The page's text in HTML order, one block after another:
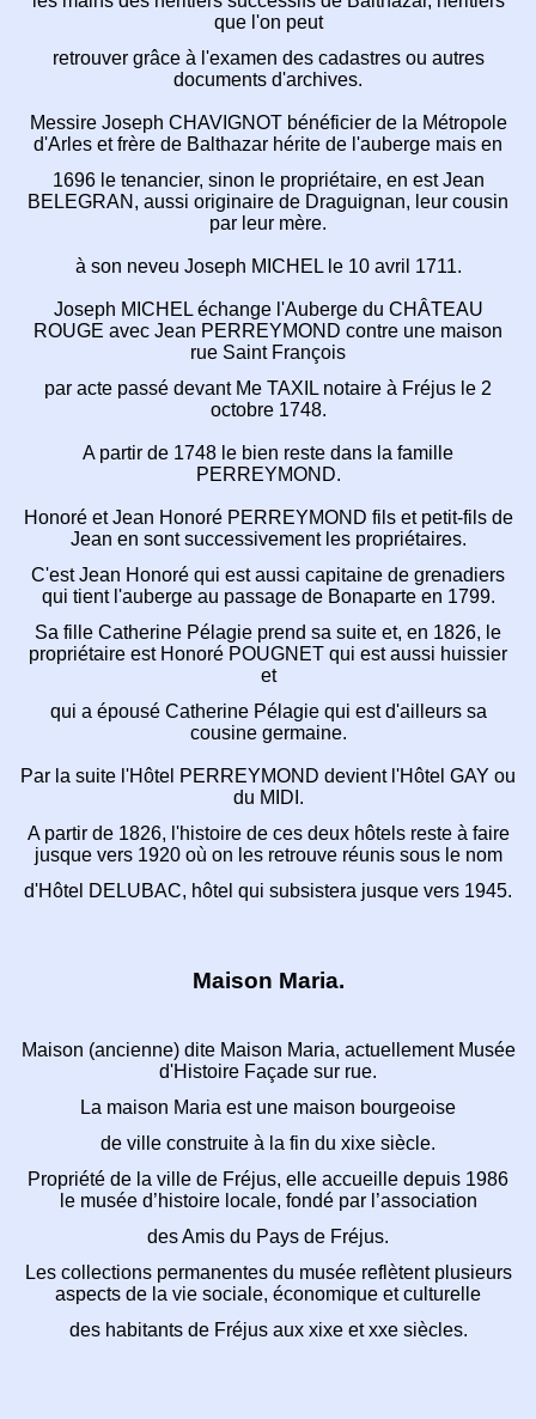
que l'on peut
retrouver grâce à l'examen des cadastres ou autres
documents d'archives.
Messire Joseph CHAVIGNOT bénéficier de la Métropole
d'Arles et frère de Balthazar hérite de l'auberge mais en
1696 le tenancier, sinon le propriétaire, en est Jean
BELEGRAN, aussi originaire de Draguignan, leur cousin
par leur mère.
à son neveu Joseph MICHEL le 10 avril 1711.
Joseph MICHEL échange l'Auberge du CHÂTEAU
ROUGE avec Jean PERREYMOND contre une maison
rue Saint François
par acte passé devant Me TAXIL notaire à Fréjus le 2
octobre 1748.
A partir de 1748 le bien reste dans la famille
PERREYMOND.
Honoré et Jean Honoré PERREYMOND fils et petit-fils de
Jean en sont successivement les propriétaires.
C'est Jean Honoré qui est aussi capitaine de grenadiers
qui tient l'auberge au passage de Bonaparte en 1799.
Sa fille Catherine Pélagie prend sa suite et, en 1826, le
propriétaire est Honoré POUGNET qui est aussi huissier
et
qui a épousé Catherine Pélagie qui est d'ailleurs sa
cousine germaine.
Par la suite l'Hôtel PERREYMOND devient l'Hôtel GAY ou
du MIDI.
A partir de 1826, l'histoire de ces deux hôtels reste à faire
jusque vers 1920 où on les retrouve réunis sous le nom
d'Hôtel DELUBAC, hôtel qui subsistera jusque vers 1945.
Maison Maria.
Maison (ancienne) dite Maison Maria, actuellement Musée
d'Histoire Façade sur rue.
La maison Maria est une maison bourgeoise
de ville construite à la fin du xixe siècle.
Propriété de la ville de Fréjus, elle accueille depuis 1986
le musée d’histoire locale, fondé par l’association
des Amis du Pays de Fréjus.
Les collections permanentes du musée reflètent plusieurs
aspects de la vie sociale, économique et culturelle
des habitants de Fréjus aux xixe et xxe siècles.